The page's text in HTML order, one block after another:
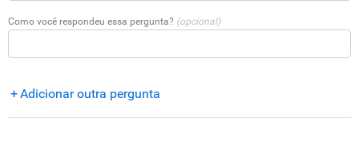
Como você respondeu essa pergunta? (opcional)
Adicionar outra pergunta